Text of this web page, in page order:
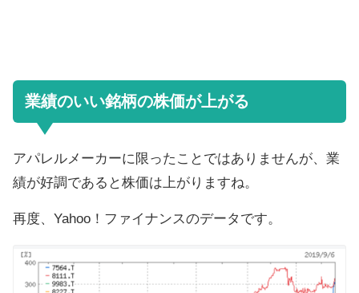
業績のいい銘柄の株価が上がる
アパレルメーカーに限ったことではありませんが、業
績が好調であると株価は上がりますね。
再度、Yahoo！ファイナンスのデータです。